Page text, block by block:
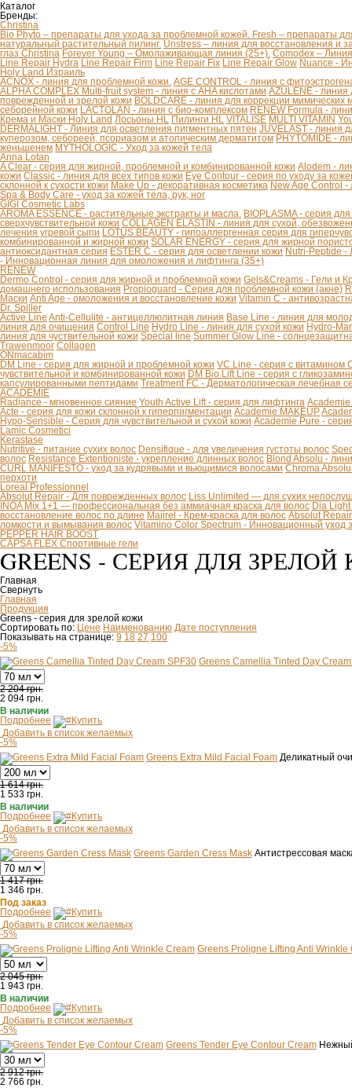
Каталог
Бренды:
Christina
Bio Phyto – препараты для ухода за проблемной кожей. Fresh – препараты
натуральный растительный пилинг. Unstress – линия для восстановления и
глаз Christina Forever Young – Омолаживающая линия (25+). Comodex –
Line Repair Hydra Line Repair Firm Line Repair Fix Line Repair Glow Nuance -
Holy Land Израиль
ACNOX - линия для проблемной кожи. AGE CONTROL - линия с
ALPHA COMPLEX Multi-fruit system - линия с AHA кислотами AZULENE - линия
поврежденной и зрелой кожи BOLDCARE - линия для коррекции мимических
себорейной кожи LACTOLAN - линия с био-комплексом RENEW Formula -
Крема и Маски Holy Land Лосьоны HL Пилинги HL VITALISE MULTI VITAMIN
DERMALIGHT - Линия для осветления пигментных пятен JUVELAST - линия
куперозом, себореей, псориазом и атопическим дерматитом PHYTOMIDE -
женьшенем MYTHOLOGIC - Уход за кожей тела
Anna Lotan
A Clear - серия для жирной, проблемной и комбинированной кожи Alodem -
кожи Classic - линия для всех типов кожи Eye Contour - серия по уходу за
склонной к сухости кожи Make Up - декоративная косметика New Age Control
Spa & Body Care - уход за кожей тела, рук, ног
GIGI Cosmetic Labs
AROMA ESSENCE - растительные экстракты и масла. BIOPLASMA - серия
сверхчувствительной кожи COLLAGEN ELASTIN - линия для сухой,
лечения угревой сыпи LOTUS BEAUTY - гипоаллергенная серия для
комбинированной и жирной кожи SOLAR ENERGY - серия для жирной
антиоксидантная серия ESTER C - серия для осветлении кожи Nutri-Peptide -
- Инновационная линия для омоложения и лифтинга (35+)
RENEW
Dermo Control - серия для жирной и проблемной кожи Gels&Creams - Гели и
домашнего использования Propioguard - Серия для проблемной кожи (акне)
Маски Anti Age - омоложения и восстановление кожи Vitamin C -
Dr. Spiller
Active Line Anti-Cellulite - антицеллюлитная линия Base Line - линия для
линия для очищения Control Line Hydro Line - линия для сухой кожи Hydro-
линия для чуствительной кожи Special line Summer Glow Line -
Trawenmoor Collagen
ONmacabim
DM Line - серия для жирной и проблемной кожи VC Line - серия с витамином
чувствительной и комбинированной кожи DM Bio Lift Line - cерия с
капсулированными пептидами Treatment FC - Дерматологическая лечебная
ACADEMIE
Radiance - мгновенное сияние Youth Active Lift - серия для лифтинга
Acte - серия для кожи склонной к гиперпигментации Academie MAKEUP
Hypo-Sensible - Серия для чувствительной и сухой кожи Academie Pure -
Lamic Cosmetici
Kerastase
Nutritive - питание сухих волос Densifique - для увеличения густоты волос
волос Resistance Extentioniste - укрепление длинных волос Blond Absolu -
CURL MANIFESTO - уход за кудрявыми и вьющимися волосами Chroma
перхоти
Loreal Professionnel
Absolut Repair - Для поврежденных волос Liss Unlimited — для сухих
INOA Mix 1+1 — профессиональная без аммиачная краска для волос Dia
восстановление волос по длине Majirel - Крем-краска для волос Absolut
ломкости и вымывания волос Vitamino Color Spectrum - Инновационный уход
PEPPER HAIR BOOST
CAPSA FLEX Спортивные гели
GREENS - СЕРИЯ ДЛЯ
Главная
Свернуть
Главная
Продукция
Greens - серия для зрелой кожи
Сортировать по: Цене Наименованию Дате поступления
Показывать на странице: 9 18 27 100
-5%
Greens Camellia Tinted Day
2 204 грн.
2 094 грн.
В наличии
Подробнее
Купить
Добавить в список желаемых
-5%
Greens Extra Mild Facial Foam Деликатный
1 614 грн.
1 533 грн.
В наличии
Подробнее
Купить
Добавить в список желаемых
-5%
Greens Garden Cress Mask Антистрессовая
1 417 грн.
1 346 грн.
Под заказ
Подробнее
Купить
Добавить в список желаемых
-5%
Greens Proligne Lifting Anti Wrinkle
2 045 грн.
1 943 грн.
В наличии
Подробнее
Купить
Добавить в список желаемых
-5%
Greens Tender Eye Contour Cream
2 912 грн.
2 766 грн.